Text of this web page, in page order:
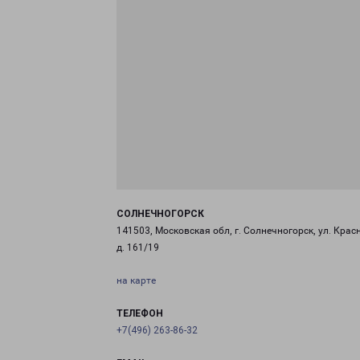
СОЛНЕЧНОГОРСК
141503, Московская обл, г. Солнечногорск, ул.
д. 161/19
на карте
ТЕЛЕФОН
+7(496) 263-86-32